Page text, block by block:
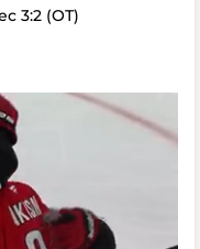
3:2 (ОТ)